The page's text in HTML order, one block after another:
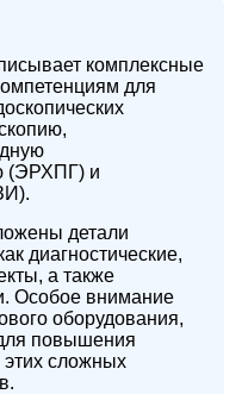
комплексные
для
(ЭРХПГ) и
детали
диагностические,
а также
Особое внимание
оборудования,
повышения
этих сложных